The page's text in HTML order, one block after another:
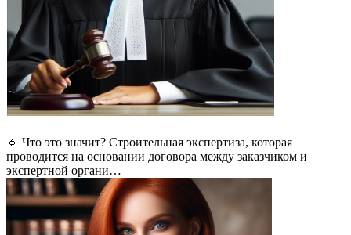
🔹 Что это значит? Строительная экспертиза, которая
проводится на основании договора между заказчиком и
экспертной органи…